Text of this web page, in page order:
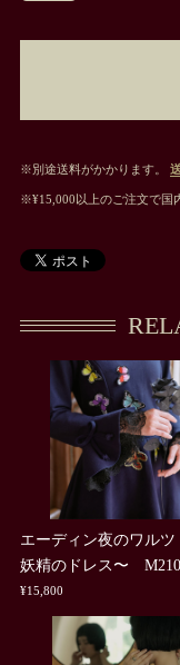
※別途送料がかかります。
※¥15,000以上のご注文で国
エーディン夜のワル
妖精のドレス〜
¥15,800